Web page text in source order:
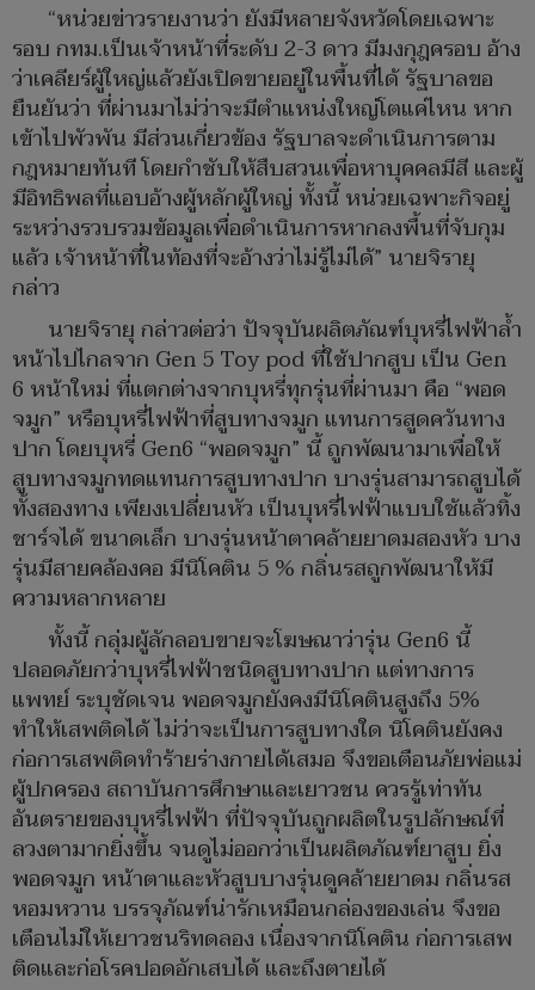
“หน่วยข่าวรายงานว่า ยังมีหลายจังหวัดโดยเฉพาะ
รอบ กทม.เป็นเจ้าหน้าที่ระดับ 2-3 ดาว มีมงกุฎครอบ อ้าง
ว่าเคลียร์ผู้ใหญ่แล้วยังเปิดขายอยู่ในพื้นที่ได้ รัฐบาลขอ
ยืนยันว่า ที่ผ่านมาไม่ว่าจะมีตำแหน่งใหญ่โตแค่ไหน หาก
เข้าไปพัวพัน มีส่วนเกี่ยวข้อง รัฐบาลจะดำเนินการตาม
กฎหมายทันที โดยกำชับให้สืบสวนเพื่อหาบุคคลมีสี และผู้
มีอิทธิพลที่แอบอ้างผู้หลักผู้ใหญ่ ทั้งนี้ หน่วยเฉพาะกิจอยู่
ระหว่างรวบรวมข้อมูลเพื่อดำเนินการหากลงพื้นที่จับกุม
แล้ว เจ้าหน้าที่ในท้องที่จะอ้างว่าไม่รู้ไม่ได้” นายจิรายุ
กล่าว
นายจิรายุ กล่าวต่อว่า ปัจจุบันผลิตภัณฑ์บุหรี่ไฟฟ้าล้ำ
หน้าไปไกลจาก Gen 5 Toy pod ที่ใช้ปากสูบ เป็น Gen
6 หน้าใหม่ ที่แตกต่างจากบุหรี่ทุกรุ่นที่ผ่านมา คือ “พอด
จมูก” หรือบุหรี่ไฟฟ้าที่สูบทางจมูก แทนการสูดควันทาง
ปาก โดยบุหรี่ Gen6 “พอดจมูก” นี้ ถูกพัฒนามาเพื่อให้
สูบทางจมูกทดแทนการสูบทางปาก บางรุ่นสามารถสูบได้
ทั้งสองทาง เพียงเปลี่ยนหัว เป็นบุหรี่ไฟฟ้าแบบใช้แล้วทิ้ง
ชาร์จได้ ขนาดเล็ก บางรุ่นหน้าตาคล้ายยาดมสองหัว บาง
รุ่นมีสายคล้องคอ มีนิโคติน 5 % กลิ่นรสถูกพัฒนาให้มี
ความหลากหลาย
ทั้งนี้ กลุ่มผู้ลักลอบขายจะโฆษณาว่ารุ่น Gen6 นี้
ปลอดภัยกว่าบุหรี่ไฟฟ้าชนิดสูบทางปาก แต่ทางการ
แพทย์ ระบุชัดเจน พอดจมูกยังคงมีนิโคตินสูงถึง 5%
ทำให้เสพติดได้ ไม่ว่าจะเป็นการสูบทางใด นิโคตินยังคง
ก่อการเสพติดทำร้ายร่างกายได้เสมอ จึงขอเตือนภัยพ่อแม่
ผู้ปกครอง สถาบันการศึกษาและเยาวชน ควรรู้เท่าทัน
อันตรายของบุหรี่ไฟฟ้า ที่ปัจจุบันถูกผลิตในรูปลักษณ์ที่
ลวงตามากยิ่งขึ้น จนดูไม่ออกว่าเป็นผลิตภัณฑ์ยาสูบ ยิ่ง
พอดจมูก หน้าตาและหัวสูบบางรุ่นดูคล้ายยาดม กลิ่นรส
หอมหวาน บรรจุภัณฑ์น่ารักเหมือนกล่องของเล่น จึงขอ
เตือนไม่ให้เยาวชนริทดลอง เนื่องจากนิโคติน ก่อการเสพ
ติดและก่อโรคปอดอักเสบได้ และถึงตายได้